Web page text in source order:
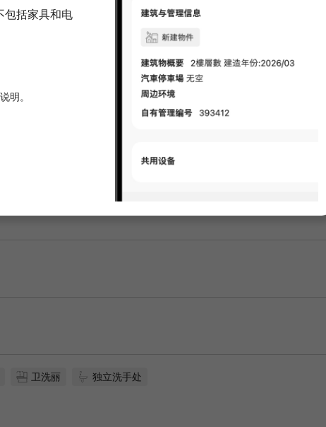
初期费用估
¥547,500
※）担保公司相关费用不包含在内。
2年0月
Rib Club 2,200 日元（月租） SBI 小额短
元（月租） 自动门锁和电视对讲系统，安
间设施包括独立盥洗室和浴室烘干机，居住
区域设有快递箱，因此无需亲自接收包裹。
町 Choja-machi 社区的房间里，您上下班
会变得更加顺畅，因此您不必为每天的出行
卫洗丽 独立洗手处